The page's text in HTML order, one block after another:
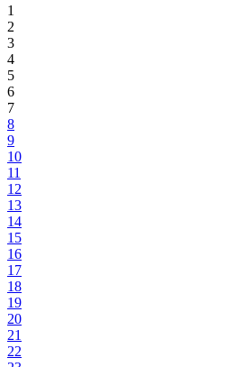
1
2
3
4
5
6
7
8
9
10
11
12
13
14
15
16
17
18
19
20
21
22